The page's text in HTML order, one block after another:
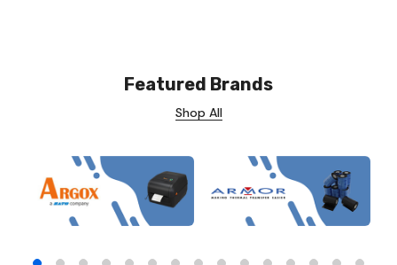
Featured Brands
Shop All